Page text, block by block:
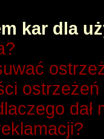
kar dla
dał